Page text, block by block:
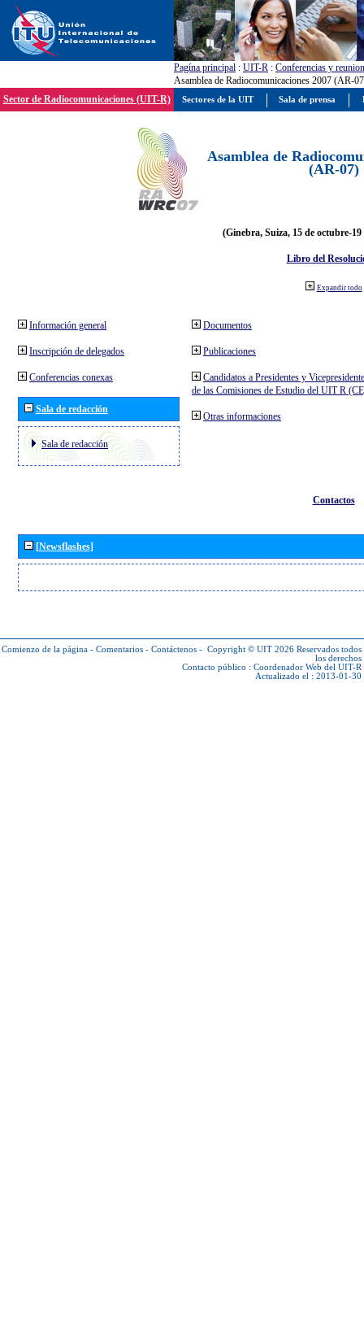
Pagína principal : UIT-R : Conferencias y
Asamblea de Radiocomunicaciones 2007 (AR-
Sector de Radiocomunicaciones (UIT-R)
Asamblea de
(AR-07)
(Ginebra, Suiza, 15 de octubre-19
Libro del
Expandir todo
Información general
Inscripción de delegados
Conferencias conexas
Sala de redacción
Sala de redacción
Documentos
Publicaciones
Candidatos a Presidentes y
de las Comisiones de Estudio del UIT R
Otras informaciones
Contactos
[Newsflashes]
Comienzo de la página - Comentarios - Contáctenos - Copyright © UIT 2026 Reservados todos
los derechos
Contacto público : Coordenador Web del UIT-R
Actualizado el : 2013-01-30
Sectores de la UIT Sala de prensa